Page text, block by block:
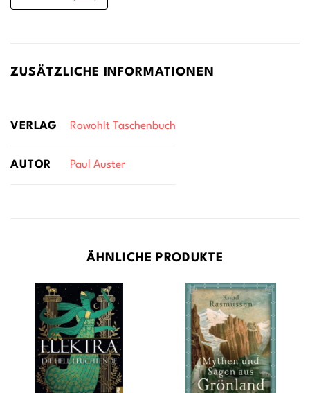
ZUSÄTZLICHE INFORMATIONEN
VERLAG Rowohlt Taschenbuch
AUTOR Paul Auster
ÄHNLICHE PRODUKTE